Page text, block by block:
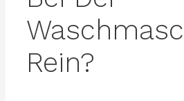
Rein?